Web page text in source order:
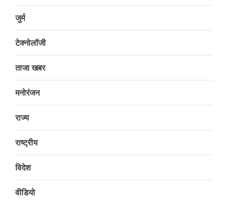
जुर्म
टेक्नोलॉजी
ताजा खबर
मनोरंजन
राज्य
राष्ट्रीय
विदेश
वीडियो